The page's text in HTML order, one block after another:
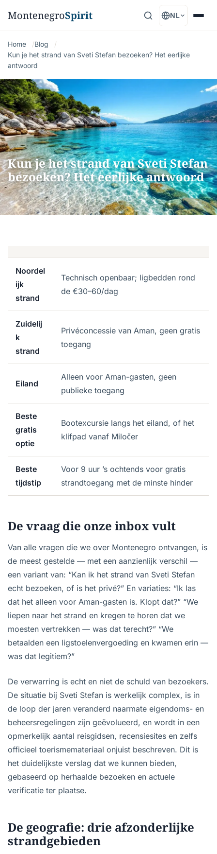
MontenegroSpirit NL
Home
Blog
Kun je het strand van Sveti Stefan bezoeken? Het eerlijke
antwoord
Kun je het strand van Sveti Stefan
bezoeken? Het eerlijke antwoord
Noordel
ijk
strand
Technisch openbaar; ligbedden rond
de €30–60/dag
Zuidelij
k
strand
Privéconcessie van Aman, geen gratis
toegang
Eiland
Alleen voor Aman-gasten, geen
publieke toegang
Beste
gratis
optie
Bootexcursie langs het eiland, of het
klifpad vanaf Miločer
Beste
tijdstip
Voor 9 uur ’s ochtends voor gratis
strandtoegang met de minste hinder
De vraag die onze inbox vult
Van alle vragen die we over Montenegro ontvangen, is
de meest gestelde — met een aanzienlijk verschil —
een variant van: “Kan ik het strand van Sveti Stefan
echt bezoeken, of is het privé?” En variaties: “Ik las
dat het alleen voor Aman-gasten is. Klopt dat?” “We
liepen naar het strand en kregen te horen dat we
moesten vertrekken — was dat terecht?” “We
betaalden een ligstoelenvergoeding en kwamen erin —
was dat legitiem?”
De verwarring is echt en niet de schuld van bezoekers.
De situatie bij Sveti Stefan is werkelijk complex, is in
de loop der jaren veranderd naarmate eigendoms- en
beheersregelingen zijn geëvolueerd, en wordt in een
opmerkelijk aantal reisgidsen, recensiesites en zelfs
officieel toerismemateriaal onjuist beschreven. Dit is
het duidelijkste verslag dat we kunnen bieden,
gebaseerd op herhaalde bezoeken en actuele
verificatie ter plaatse.
De geografie: drie afzonderlijke
strandgebieden